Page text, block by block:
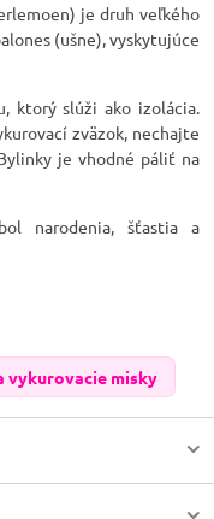
je druh veľkého
(ušne), vyskytujúce
ktorý slúži ako izolácia.
zväzok, nechajte
je vhodné páliť na
narodenia, šťastia a
vykurovacie misky